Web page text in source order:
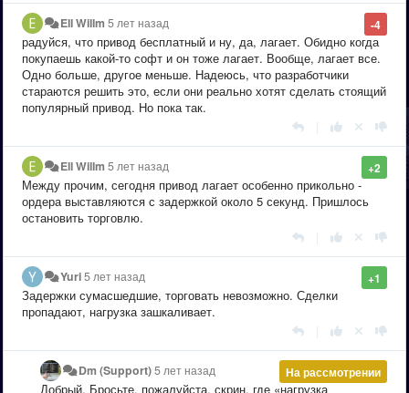
-4
Ell Willm 5 лет назад
радуйся, что привод бесплатный и ну, да, лагает. Обидно когда
покупаешь какой-то софт и он тоже лагает. Вообще, лагает все.
Одно больше, другое меньше. Надеюсь, что разработчики
стараются решить это, если они реально хотят сделать стоящий
популярный привод. Но пока так.
+2
Ell Willm 5 лет назад
Между прочим, сегодня привод лагает особенно прикольно -
ордера выставляются с задержкой около 5 секунд. Пришлось
остановить торговлю.
+1
Yuri5 лет назад
Задержки сумасшедшие, торговать невозможно. Сделки
пропадают, нагрузка зашкаливает.
На рассмотрении
Dm (Support)5 лет назад
Добрый. Бросьте, пожалуйста, скрин, где «нагрузка